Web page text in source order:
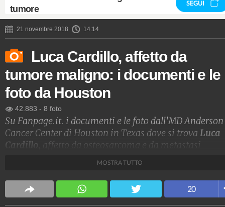
tumore
SEGUI
21 novembre 2018 14:14
Luca Cardillo, affetto da
tumore maligno: i documenti e le
foto da Houston
42.883 - 8 foto
Su Fanpage.it. i documenti e le foto dall'MD Anderson
Cancer Center di Houston in Texas dove si trova Luca
Cardillo , affetto da osteosarcoma e da metastasi
chemioterapia.
MOSTRA TUTTO
20